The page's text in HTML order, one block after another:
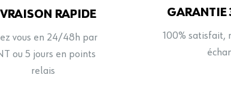
RAPIDE
vous en 24/48h par
ou 5 jours en points
relais
GARANTIE
100% satisfait,